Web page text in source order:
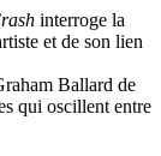
interroge la
et de son lien
Ballard de
qui oscillent entre